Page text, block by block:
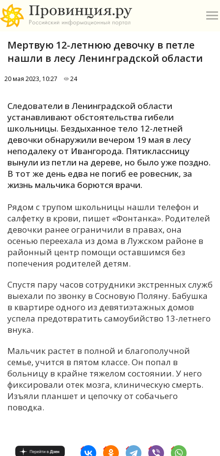
А
Б
В
Е
К
М
О
П
С
Т
Х
Ч
Мертвую 12-летнюю девочку в петле
нашли в лесу Ленинградской области
20 мая 2023, 10:27 24
Следователи в Ленинградской области
устанавливают обстоятельства гибели
школьницы. Бездыханное тело 12-летней
девочки обнаружили вечером 19 мая в лесу
неподалеку от Ивангорода. Пятиклассницу
вынули из петли на дереве, но было уже поздно.
В тот же день едва не погиб ее ровесник, за
жизнь мальчика борются врачи.
Рядом с трупом школьницы нашли телефон и
салфетку в крови, пишет «Фонтанка». Родителей
девочки ранее ограничили в правах, она
осенью переехала из дома в Лужском районе в
районный центр помощи оставшимся без
попечения родителей детям.
Спустя пару часов сотрудники экстренных служб
выехали по звонку в Сосновую Поляну. Бабушка
в квартире одного из девятиэтажных домов
успела предотвратить самоубийство 13-летнего
внука.
Мальчик растет в полной и благополучной
семье, учится в пятом классе. Он попал в
больницу в крайне тяжелом состоянии. У него
фиксировали отек мозга, клиническую смерть.
Изъяли планшет и цепочку от собачьего
поводка.